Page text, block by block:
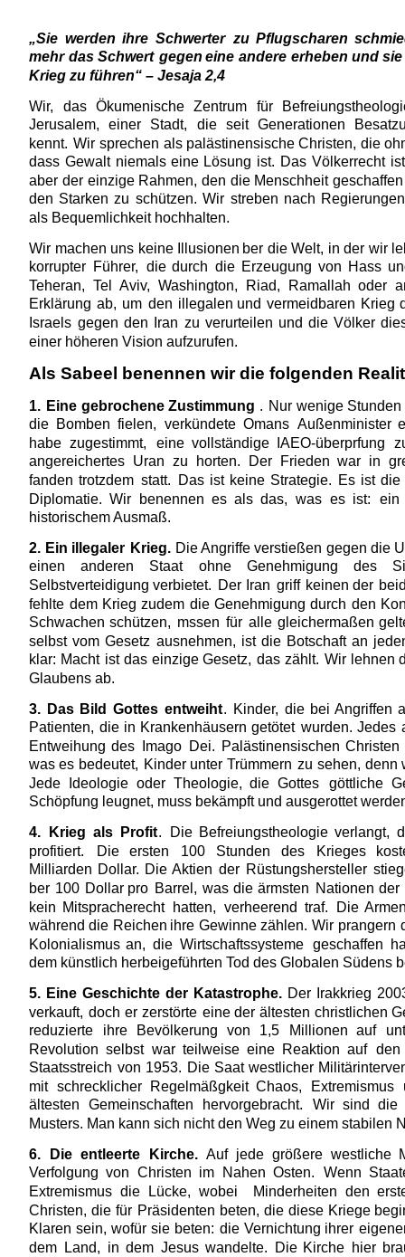
„Sie werden ihre Schwerter zu Pflugscharen
mehr das Schwert gegen eine andere erheben und sie
Krieg zu führen“ – Jesaja 2,4
Wir,
das Ökumenische Zentrum für
Jerusalem,
einer Stadt, die seit Generationen
kennt. Wir sprechen als palästinensische Christen, die
dass Gewalt niemals eine Lösung ist. Das Völkerrecht ist
aber der einzige Rahmen, den die Menschheit geschaffen
den Starken zu schützen. Wir streben nach
als Bequemlichkeit hochhalten.
Wir machen uns keine Illusionen ber die Welt, in der wir
korrupter Führer, die durch die Erzeugung von Hass
Teheran,
Tel Aviv, Washington, Riad, Ramallah oder
Erklärung ab, um den illegalen und vermeidbaren Krieg
Israels gegen den Iran zu verurteilen und die Völker
einer höheren Vision aufzurufen.
Als Sabeel benennen wir die folgenden
1. Eine gebrochene Zustimmung . Nur wenige Stunden
die Bomben fielen, verkündete Omans Außenminister
habe zugestimmt, eine vollständige IAEO-überprfung
angereichertes Uran zu horten. Der Frieden war in
fanden trotzdem statt. Das ist keine Strategie. Es ist die
Diplomatie. Wir benennen es als das, was es ist:
ein
historischem Ausmaß.
2. Ein illegaler Krieg. Die Angriffe verstießen gegen die
einen
anderen Staat ohne Genehmigung des
Selbstverteidigung verbietet. Der Iran griff keinen der
fehlte dem Krieg zudem die Genehmigung durch den
Schwachen schützen, mssen für alle gleichermaßen
selbst vom Gesetz ausnehmen, ist die Botschaft an
klar: Macht ist das einzige Gesetz, das zählt. Wir lehnen
Glaubens ab.
3. Das Bild Gottes entweiht. Kinder, die bei Angriffen
Patienten, die in Krankenhäusern getötet wurden. Jedes
Entweihung des Imago Dei. Palästinensischen Christen
was es bedeutet, Kinder unter Trümmern zu sehen, denn
Jede
Ideologie oder Theologie, die Gottes göttliche
Schöpfung leugnet, muss bekämpft und ausgerottet
4.
Krieg als Profit. Die Befreiungstheologie verlangt,
profitiert.
Die ersten 100 Stunden des Krieges
Milliarden Dollar. Die Aktien der Rüstungshersteller
ber 100 Dollar pro Barrel, was die ärmsten Nationen der
kein Mitspracherecht hatten, verheerend traf. Die
während die Reichen ihre Gewinne zählen. Wir prangern
Kolonialismus an, die Wirtschaftssysteme geschaffen
dem künstlich herbeigeführten Tod des Globalen Südens
5. Eine Geschichte der Katastrophe. Der Irakkrieg
verkauft, doch er zerstörte eine der ältesten christlichen
reduzierte
ihre Bevölkerung von 1,5 Millionen auf
Revolution selbst war teilweise eine Reaktion auf den
Staatsstreich von 1953. Die Saat westlicher
mit schrecklicher Regelmäßgkeit Chaos, Extremismus
ältesten
Gemeinschaften hervorgebracht. Wir sind
die
Musters. Man kann sich nicht den Weg zu einem stabilen
6.
Die entleerte Kirche. Auf jede größere westliche
Verfolgung von Christen im Nahen Osten. Wenn
Extremismus die Lücke, wobei Minderheiten den
Christen, die für Präsidenten beten, die diese Kriege
Klaren sein, wofür sie beten: die Vernichtung ihrer
dem
Land, in dem Jesus wandelte. Die Kirche hier